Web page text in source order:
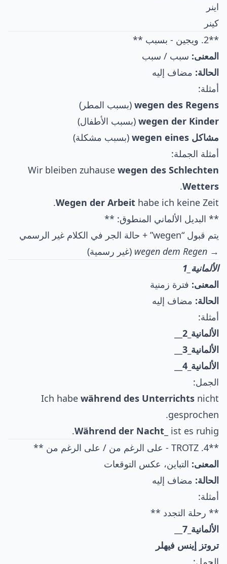
اينر
كينر
**2. ويجين - بسبب **
المعنى: سبب / سبب
الحالة: مضاف إليه
أمثلة:
wegen des Regens (بسبب المطر)
wegen der Kinder (بسبب الأطفال)
مشاكل wegen eines
(بسبب مشكلة)
أمثلة الجملة:
Wir bleiben zuhause wegen des Schlechten
Wetters
.
Wegen der Arbeit habe ich keine Zeit.
** البديل الألماني المنطوق: **
يتم قبول “wegen” + حالة الجر في الكلام غير الرسمي
→
wegen dem Regen (غير رسمية)
الألمانية_1
المعنى: فترة زمنية
الحالة: مضاف إليه
أمثلة:
الألمانية_2
الألمانية_3
الألمانية_4
الجمل:
Ich habe während des Unterrichts nicht
gesprochen.
Während der Nacht _ ist es ruhig.
**4. TROTZ - على الرغم من / على الرغم من **
المعنى: التباين، عكس التوقعات
الحالة: مضاف إليه
أمثلة:
** رحلة التجدد **
الألمانية_7
تروتز إينس فيهلر